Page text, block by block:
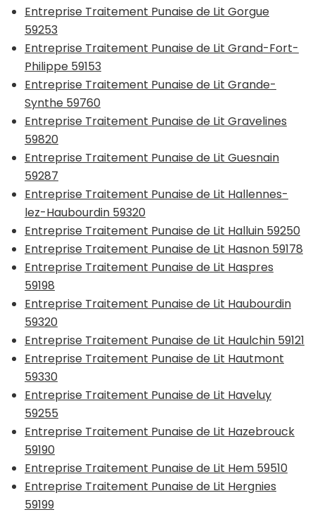
Entreprise Traitement Punaise de Lit Gorgue
59253
Entreprise Traitement Punaise de Lit Grand-Fort-
Philippe 59153
Entreprise Traitement Punaise de Lit Grande-
Synthe 59760
Entreprise Traitement Punaise de Lit Gravelines
59820
Entreprise Traitement Punaise de Lit Guesnain
59287
Entreprise Traitement Punaise de Lit Hallennes-
lez-Haubourdin 59320
Entreprise Traitement Punaise de Lit Halluin 59250
Entreprise Traitement Punaise de Lit Hasnon 59178
Entreprise Traitement Punaise de Lit Haspres
59198
Entreprise Traitement Punaise de Lit Haubourdin
59320
Entreprise Traitement Punaise de Lit Haulchin 59121
Entreprise Traitement Punaise de Lit Hautmont
59330
Entreprise Traitement Punaise de Lit Haveluy
59255
Entreprise Traitement Punaise de Lit Hazebrouck
59190
Entreprise Traitement Punaise de Lit Hem 59510
Entreprise Traitement Punaise de Lit Hergnies
59199